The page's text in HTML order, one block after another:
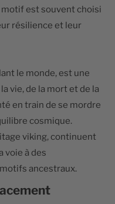
motif est souvent choisi
résilience et leur
le monde, est une
vie, de la mort et de la
en train de se mordre
cosmique.
viking, continuent
voie à des
ancestraux.